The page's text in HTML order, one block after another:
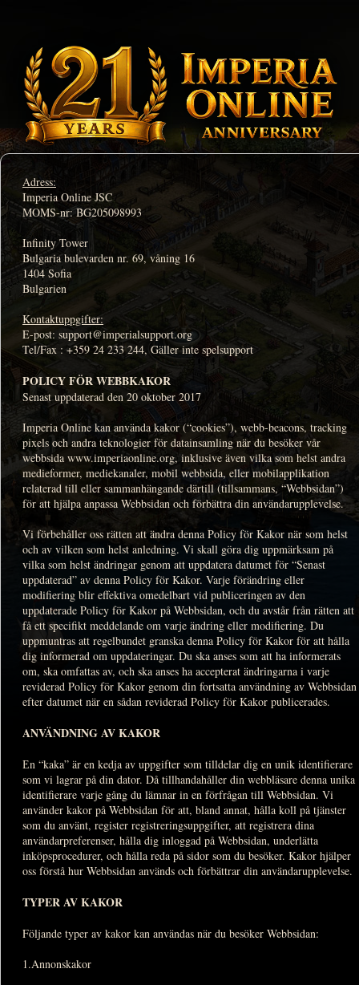
Adress:
Imperia Online JSC
MOMS-nr: BG205098993
Infinity Tower
Bulgaria bulevarden nr. 69, våning 16
1404 Sofia
Bulgarien
Kontaktuppgifter:
E-post: support@imperialsupport.org
Tel/Fax : +359 24 233 244, Gäller inte spelsupport
POLICY FÖR WEBBKAKOR
Senast uppdaterad den 20 oktober 2017
Imperia Online kan använda kakor (“cookies”), webb-beacons, tracking
pixels och andra teknologier för datainsamling när du besöker vår
webbsida www.imperiaonline.org, inklusive även vilka som helst andra
medieformer, mediekanaler, mobil webbsida, eller mobilapplikation
relaterad till eller sammanhängande därtill (tillsammans, “Webbsidan”)
för att hjälpa anpassa Webbsidan och förbättra din användarupplevelse.
Vi förbehåller oss rätten att ändra denna Policy för Kakor när som helst
och av vilken som helst anledning. Vi skall göra dig uppmärksam på
vilka som helst ändringar genom att uppdatera datumet för “Senast
uppdaterad” av denna Policy för Kakor. Varje förändring eller
modifiering blir effektiva omedelbart vid publiceringen av den
uppdaterade Policy för Kakor på Webbsidan, och du avstår från rätten att
få ett specifikt meddelande om varje ändring eller modifiering. Du
uppmuntras att regelbundet granska denna Policy för Kakor för att hålla
dig informerad om uppdateringar. Du ska anses som att ha informerats
om, ska omfattas av, och ska anses ha accepterat ändringarna i varje
reviderad Policy för Kakor genom din fortsatta användning av Webbsidan
efter datumet när en sådan reviderad Policy för Kakor publicerades.
ANVÄNDNING AV KAKOR
Еn “kaka” är en kedja av uppgifter som tilldelar dig en unik identifierare
som vi lagrar på din dator. Då tillhandahåller din webbläsare denna unika
identifierare varje gång du lämnar in en förfrågan till Webbsidan. Vi
använder kakor på Webbsidan för att, bland annat, hålla koll på tjänster
som du använt, register registreringsuppgifter, att registrera dina
användarpreferenser, hålla dig inloggad på Webbsidan, underlätta
inköpsprocedurer, och hålla reda på sidor som du besöker. Kakor hjälper
oss förstå hur Webbsidan används och förbättrar din användarupplevelse.
TYPER AV KAKOR
Följande typer av kakor kan användas när du besöker Webbsidan:
1.Annonskakor